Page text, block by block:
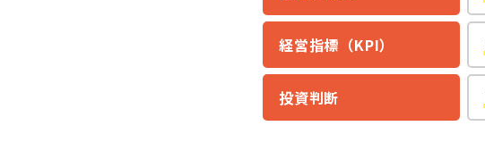
経営指標（KPI）
投資判断